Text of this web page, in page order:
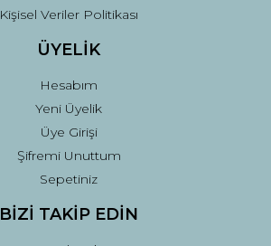
Kişisel Veriler Politikası
ÜYELİK
Hesabım
Yeni Üyelik
Üye Girişi
Şifremi Unuttum
Sepetiniz
BİZİ TAKİP EDİN